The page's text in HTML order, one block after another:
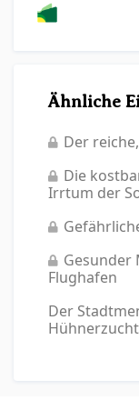
Ähnliche
Der
Die
Irrtum der
Gesunder
Flughafen
Der
Hühnerzucht